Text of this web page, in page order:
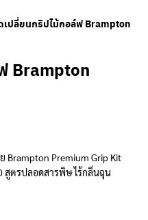
เปลี่ยนกริปไม้กอล์ฟ Brampton
Brampton
Brampton Premium Grip Kit
ตรปลอดสารพิษ ไร้กลิ่นฉุน